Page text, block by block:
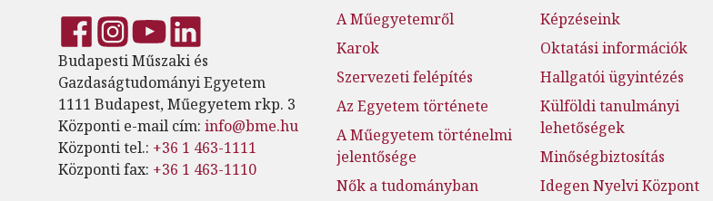
Budapesti Műszaki és
Gazdaságtudományi Egyetem
1111 Budapest, Műegyetem rkp. 3
Központi e-mail cím: info@bme.hu
Központi tel.: +36 1 463-1111
Központi fax: +36 1 463-1110
A Műegyetemről
Karok
Szervezeti felépítés
Az Egyetem története
A Műegyetem történelmi
jelentősége
Nők a tudományban
Képzéseink
Oktatási információk
Hallgatói ügyintézés
Külföldi tanulmányi
lehetőségek
Minőségbiztosítás
Idegen Nyelvi Központ